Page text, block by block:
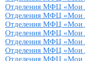
Отделения МФЦ «Мои
Отделения МФЦ «Мои
Отделения МФЦ «Мои
Отделения МФЦ «Мои
Отделения МФЦ «Мои
Отделения МФЦ «Мои
Отделения МФЦ «Мои